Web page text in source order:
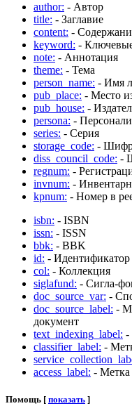
author: - Автор
title: - Заглавие
content: -
keyword: -
note: - Аннотация
theme: - Тема
person_name: - Имя
pub_place: - Место
pub_house: -
persona: -
series: - Серия
storage_code: - Шифр
diss_council_code: -
regnum: -
invnum: -
kpnum: - Номер в
isbn: - ISBN
issn: - ISSN
bbk: - BBK
id: - Идентификатор
col: - Коллекция
siglafund: - Сигла-
doc_source_var: -
doc_source_label: -
документ
text_indexing_label: -
classifier_label: -
access_label: - Метка
Помощь [ показать ]